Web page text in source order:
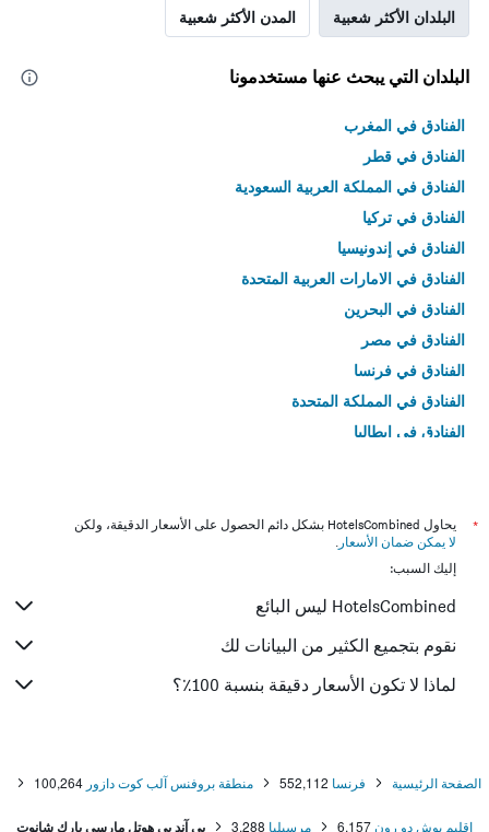
البلدان الأكثر شعبية المدن الأكثر شعبية
البلدان التي يبحث عنها مستخدمونا
الفنادق في المغرب
الفنادق في قطر
الفنادق في المملكة العربية السعودية
الفنادق في تركيا
الفنادق في إندونيسيا
الفنادق في الامارات العربية المتحدة
الفنادق في البحرين
الفنادق في مصر
الفنادق في فرنسا
الفنادق في المملكة المتحدة
الفنادق في إيطاليا
*
يحاول HotelsCombined بشكل دائم الحصول على الأسعار الدقيقة، ولكن
لا يمكن ضمان الأسعار .
إليك السبب:
HotelsCombined ليس البائع
نقوم بتجميع الكثير من البيانات لك
لماذا لا تكون الأسعار دقيقة بنسبة 100٪؟
الصفحة الرئيسية فرنسا 552,112 منطقة بروفنس آلب كوت دازور 100,264
إقليم بوش دو رون6,157 مرسيليا 3,288 بي آند بي هوتل مارسي بارك شانوت